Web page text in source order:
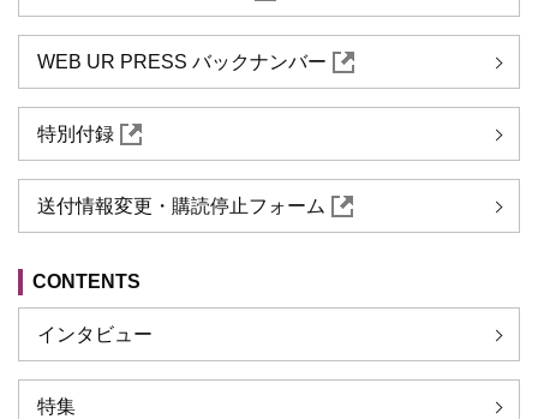
WEB UR PRESS バックナンバー
特別付録
送付情報変更・購読停止フォーム
CONTENTS
インタビュー
特集